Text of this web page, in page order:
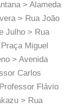
> Alameda
> Rua João
Julho > Rua
Miguel
> Avenida
Carlos
Flávio
> Rua